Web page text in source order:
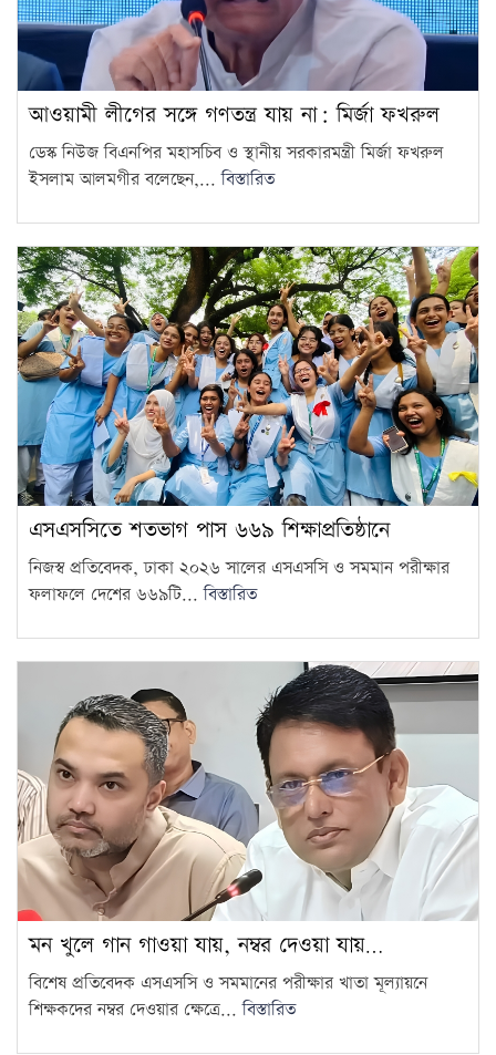
আওয়ামী লীগের সঙ্গে গণতন্ত্র যায় না: মির্জা ফখরুল
ডেস্ক নিউজ বিএনপির মহাসচিব ও স্থানীয় সরকারমন্ত্রী মির্জা ফখরুল
ইসলাম আলমগীর বলেছেন,...বিস্তারিত
এসএসসিতে শতভাগ পাস ৬৬৯ শিক্ষাপ্রতিষ্ঠানে
নিজস্ব প্রতিবেদক, ঢাকা ২০২৬ সালের এসএসসি ও সমমান পরীক্ষার
ফলাফলে দেশের ৬৬৯টি...বিস্তারিত
মন খুলে গান গাওয়া যায়, নম্বর দেওয়া যায়…
বিশেষ প্রতিবেদক এসএসসি ও সমমানের পরীক্ষার খাতা মূল্যায়নে
শিক্ষকদের নম্বর দেওয়ার ক্ষেত্রে...বিস্তারিত